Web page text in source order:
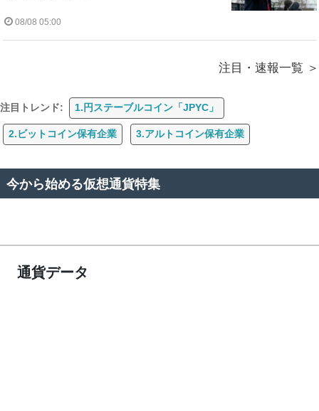
08/08 05:00
注目・速報一覧
注目トレンド: 1.円ステーブルコイン「JPYC」
2.ビットコイン保有企業 3.アルトコイン保有企業
今から始める仮想通貨特集
通貨データ